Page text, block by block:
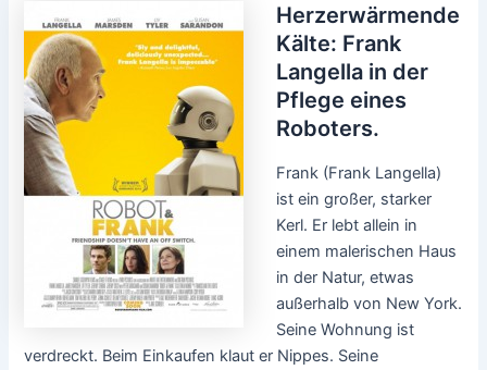
Herzerwärmende
Kälte: Frank
Langella in der
Pflege eines
Roboters.
Frank (Frank Langella)
ist ein großer, starker
Kerl. Er lebt allein in
einem malerischen Haus
in der Natur, etwas
außerhalb von New York.
Seine Wohnung ist
verdreckt. Beim Einkaufen klaut er Nippes. Seine